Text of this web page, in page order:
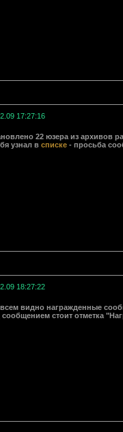
17:27:16
22 юзера из архивов
узнал в списке - просьба
18:27:22
видно награжденные
стоит отметка